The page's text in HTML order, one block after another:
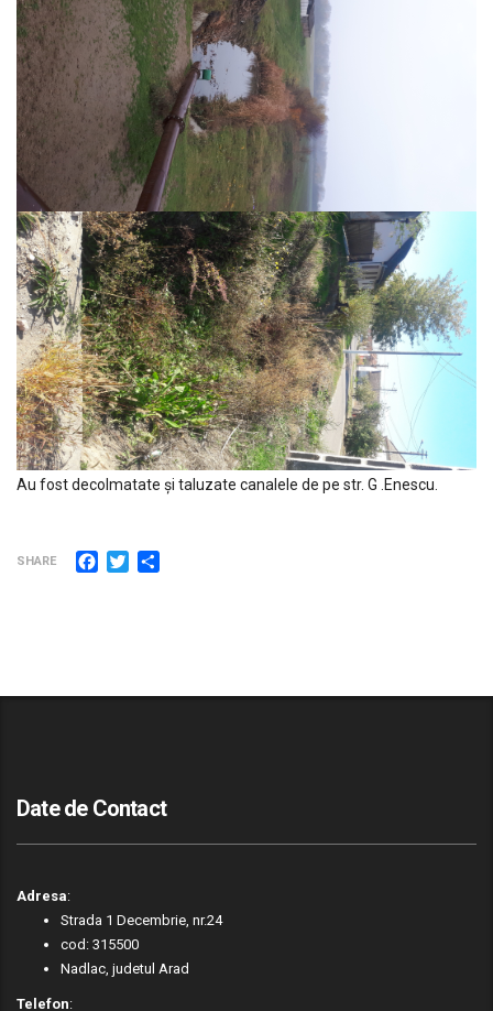
Au fost decolmatate și taluzate canalele de pe str. G .Enescu.
SHARE Facebook
Twitter
Date de Contact
Adresa:
Strada 1 Decembrie, nr.24
cod: 315500
Nadlac, judetul Arad
Telefon: